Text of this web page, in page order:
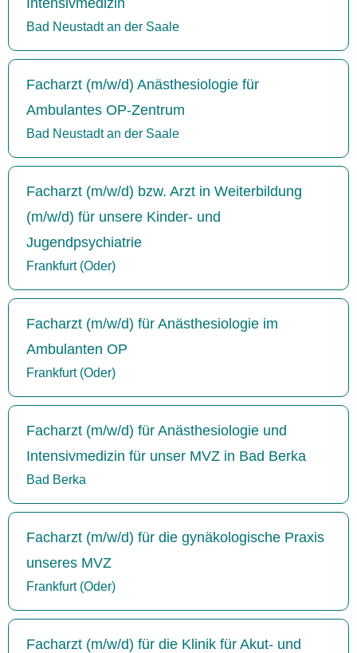
Bad Neustadt an der Saale
Facharzt (m/w/d) Anästhesiologie für
Ambulantes OP-Zentrum
Bad Neustadt an der Saale
Facharzt (m/w/d) bzw. Arzt in Weiterbildung
(m/w/d) für unsere Kinder- und
Jugendpsychiatrie
Frankfurt (Oder)
Facharzt (m/w/d) für Anästhesiologie im
Ambulanten OP
Frankfurt (Oder)
Facharzt (m/w/d) für Anästhesiologie und
Intensivmedizin für unser MVZ in Bad Berka
Bad Berka
Facharzt (m/w/d) für die gynäkologische Praxis
unseres MVZ
Frankfurt (Oder)
Facharzt (m/w/d) für die Klinik für Akut- und